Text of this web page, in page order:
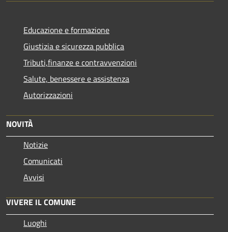
Educazione e formazione
Giustizia e sicurezza pubblica
Tributi,finanze e contravvenzioni
Salute, benessere e assistenza
Autorizzazioni
NOVITÀ
Notizie
Comunicati
Avvisi
VIVERE IL COMUNE
Luoghi